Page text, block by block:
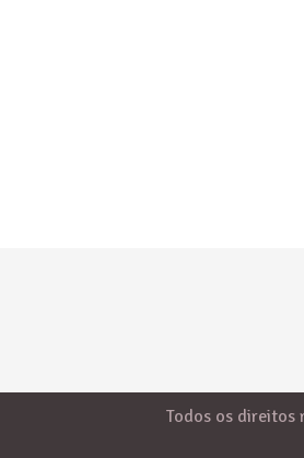
Todos os direitos